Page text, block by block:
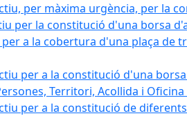
per màxima urgència, per la
per la constitució d'una borsa
a la cobertura d'una plaça
per a la constitució d'una
Territori, Acollida i
per a la constitució de